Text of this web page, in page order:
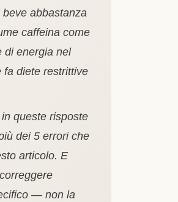
abbastanza
caffeina come
di energia nel
fa diete restrittive
queste risposte
dei 5 errori che
articolo. E
— non la